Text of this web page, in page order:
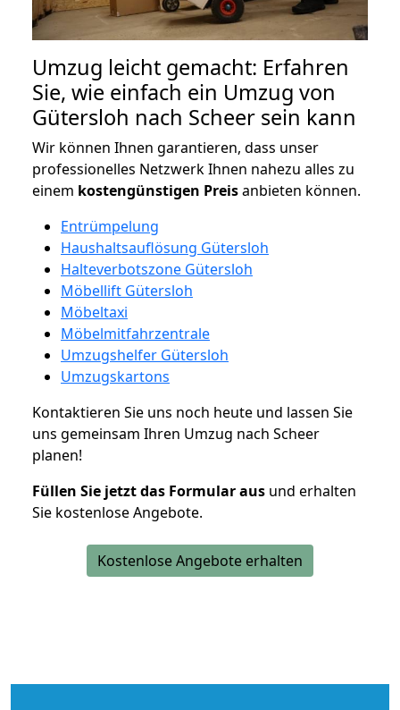
Umzug leicht gemacht: Erfahren
Sie, wie einfach ein Umzug von
Gütersloh nach Scheer sein kann
Wir können Ihnen garantieren, dass unser
professionelles Netzwerk Ihnen nahezu alles zu
einem kostengünstigen Preisanbieten können.
Entrümpelung
Haushaltsauflösung Gütersloh
Halteverbotszone Gütersloh
Möbellift Gütersloh
Möbeltaxi
Möbelmitfahrzentrale
Umzugshelfer Gütersloh
Umzugskartons
Kontaktieren Sie uns noch heute und lassen Sie
uns gemeinsam Ihren Umzug nach Scheer
planen!
Füllen Sie jetzt das Formular aus und erhalten
Sie kostenlose Angebote.
Kostenlose Angebote erhalten